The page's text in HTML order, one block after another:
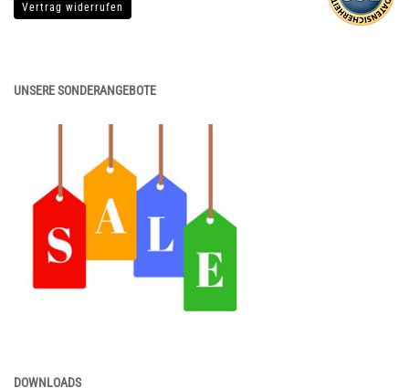
Vertrag widerrufen
UNSERE SONDERANGEBOTE
DOWNLOADS